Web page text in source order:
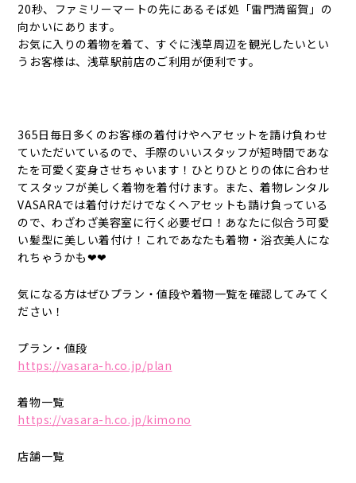
20秒、ファミリーマートの先にあるそば処「雷門満留賀」の
向かいにあります。
お気に入りの着物を着て、すぐに浅草周辺を観光したいとい
うお客様は、浅草駅前店のご利用が便利です。
365日毎日多くのお客様の着付けやヘアセットを請け負わせ
ていただいているので、手際のいいスタッフが短時間であな
たを可愛く変身させちゃいます！ひとりひとりの体に合わせ
てスタッフが美しく着物を着付けます。また、着物レンタル
VASARAでは着付けだけでなくヘアセットも請け負っている
ので、わざわざ美容室に行く必要ゼロ！あなたに似合う可愛
い髪型に美しい着付け！これであなたも着物・浴衣美人にな
れちゃうかも❤❤
気になる方はぜひプラン・値段や着物一覧を確認してみてく
ださい！
プラン・値段
https://vasara-h.co.jp/plan
着物一覧
https://vasara-h.co.jp/kimono
店舗一覧